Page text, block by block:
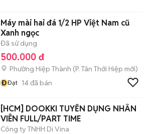
Máy mài hai đá 1/2 HP Việt Nam cũ
Xanh ngọc
Đã sử dụng
500.000 đ
Phường Hiệp Thành (P. Tân Thới Hiệp mới)
ĐĐạt 14đã bán
[HCM] DOOKKI TUYỂN DỤNG NHÂN
VIÊN FULL/PART TIME
Công ty TNHH Di Vina